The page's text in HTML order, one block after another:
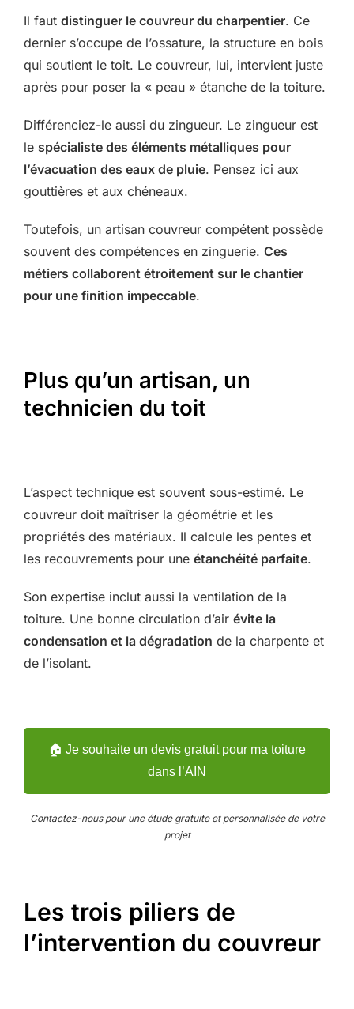
Il faut distinguer le couvreur du charpentier. Ce
dernier s’occupe de l’ossature, la structure en bois
qui soutient le toit. Le couvreur, lui, intervient juste
après pour poser la « peau » étanche de la toiture.
Différenciez-le aussi du zingueur. Le zingueur est
le spécialiste des éléments métalliques pour
l’évacuation des eaux de pluie. Pensez ici aux
gouttières et aux chéneaux.
Toutefois, un artisan couvreur compétent possède
souvent des compétences en zinguerie. Ces
métiers collaborent étroitement sur le chantier
pour une finition impeccable.
Plus qu’un artisan, un
technicien du toit
L’aspect technique est souvent sous-estimé. Le
couvreur doit maîtriser la géométrie et les
propriétés des matériaux. Il calcule les pentes et
les recouvrements pour une étanchéité parfaite.
Son expertise inclut aussi la ventilation de la
toiture. Une bonne circulation d’air évite la
condensation et la dégradation de la charpente et
de l’isolant.
🏠 Je souhaite un devis gratuit pour ma toiture
dans l’AIN
Contactez-nous pour une étude gratuite et personnalisée de votre
projet
Les trois piliers de
l’intervention du couvreur